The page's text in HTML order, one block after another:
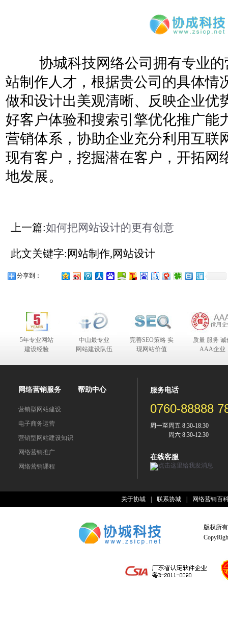
协城科技网络公司拥有专业的
站制作人才，根据贵公司的具体情
做和设计出美观清晰、反映企业优
好客户体验和搜索引擎优化推广能
营销体系，协助企业充分利用互联
现有客户，挖掘潜在客户，开拓网
地发展。
上一篇:如何把网站设计的更有创意
此文关键字:网站制作,网站设计
分享到：
5年专业网站
建设经验
中山最专业
网站建设队伍
完善SEO策略 实
现网站价值
质量 服务 诚
AAA企业
网络营销服务
营销型网站建设
电子商务运营
营销型网站建设知识
网络营销推广
网络营销课程
帮助中心 服务电话
0760-88888
周一至周五 8:30-18:30
周六 8:30-12:30
在线客服
关于协城 联系协城 网络营销百
版权所